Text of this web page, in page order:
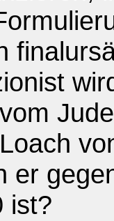
er
ist?